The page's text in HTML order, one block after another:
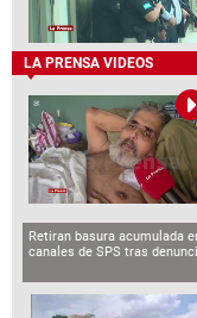
LA PRENSA VIDEOS
Retiran basura acumulada
canales de SPS tras